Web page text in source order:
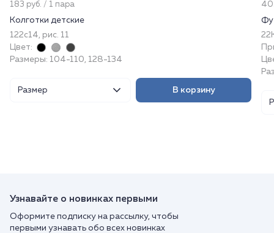
183 руб. / 1 пара
Колготки детские
122с14, рис. 11
Цвет:
Размеры: 104-110, 128-134
Размер В корзину
Узнавайте о новинках первыми
Оформите подписку на рассылку, чтобы
первыми узнавать обо всех новинках